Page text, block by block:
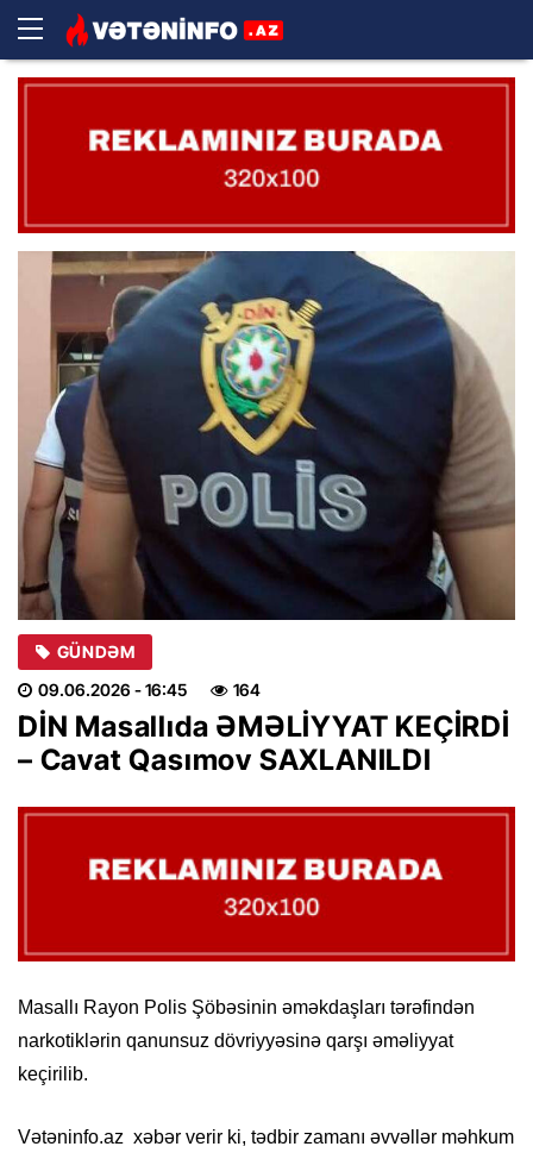
GÜNDƏM
09.06.2026 - 16:45 164
DİN Masallıda ƏMƏLİYYAT KEÇİRDİ
– Cavat Qasımov SAXLANILDI
Masallı Rayon Polis Şöbəsinin əməkdaşları tərəfindən
narkotiklərin qanunsuz dövriyyəsinə qarşı əməliyyat
keçirilib.
Vətəninfo.az xəbər verir ki, tədbir zamanı əvvəllər məhkum